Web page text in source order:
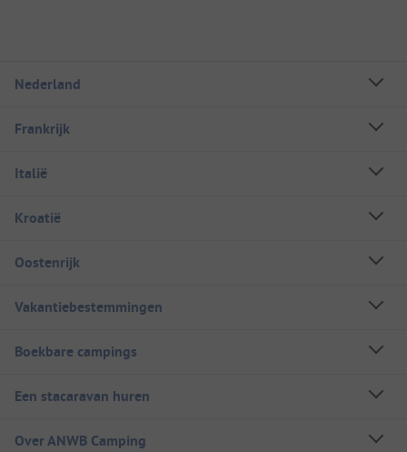
Nederland
Frankrijk
Italië
Kroatië
Oostenrijk
Vakantiebestemmingen
Boekbare campings
Een stacaravan huren
Over ANWB Camping